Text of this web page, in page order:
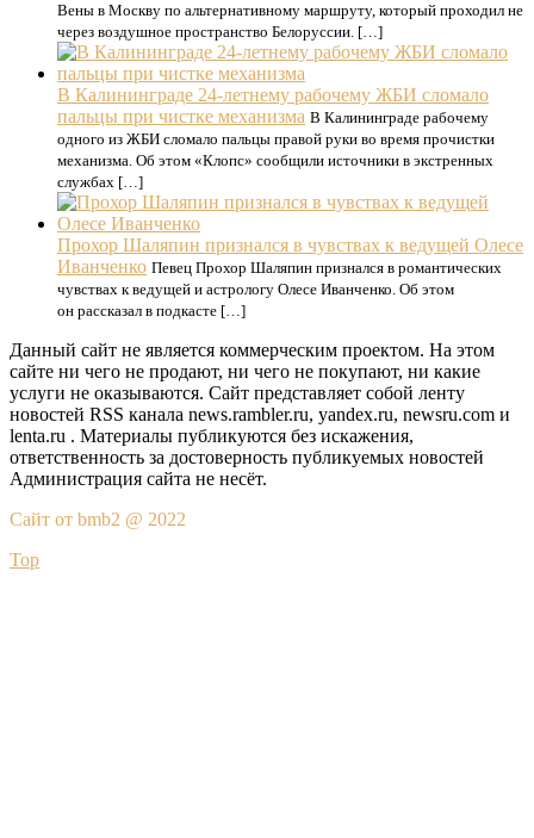
Вены в Москву по альтернативному маршруту, который проходил не
через воздушное пространство Белоруссии. […]
В Калининграде 24-летнему рабочему ЖБИ сломало
пальцы при чистке механизма В Калининграде рабочему
одного из ЖБИ сломало пальцы правой руки во время прочистки
механизма. Об этом «Клопс» сообщили источники в экстренных
службах […]
Прохор Шаляпин признался в чувствах к ведущей Олесе
Иванченко Певец Прохор Шаляпин признался в романтических
чувствах к ведущей и астрологу Олесе Иванченко. Об этом
он рассказал в подкасте […]
Данный сайт не является коммерческим проектом. На этом
сайте ни чего не продают, ни чего не покупают, ни какие
услуги не оказываются. Сайт представляет собой ленту
новостей RSS канала news.rambler.ru, yandex.ru, newsru.com и
lenta.ru . Материалы публикуются без искажения,
ответственность за достоверность публикуемых новостей
Администрация сайта не несёт.
Сайт от bmb2 @ 2022
Top